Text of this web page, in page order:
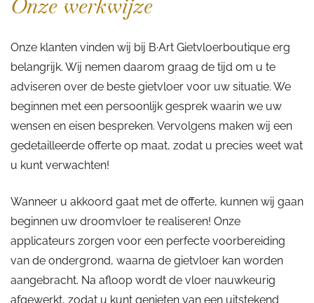
Onze werkwijze
Onze klanten vinden wij bij B·Art Gietvloerboutique erg
belangrijk. Wij nemen daarom graag de tijd om u te
adviseren over de beste gietvloer voor uw situatie. We
beginnen met een persoonlijk gesprek waarin we uw
wensen en eisen bespreken. Vervolgens maken wij een
gedetailleerde offerte op maat, zodat u precies weet wat
u kunt verwachten!
Wanneer u akkoord gaat met de offerte, kunnen wij gaan
beginnen uw droomvloer te realiseren! Onze
applicateurs zorgen voor een perfecte voorbereiding
van de ondergrond, waarna de gietvloer kan worden
aangebracht. Na afloop wordt de vloer nauwkeurig
afgewerkt, zodat u kunt genieten van een uitstekend